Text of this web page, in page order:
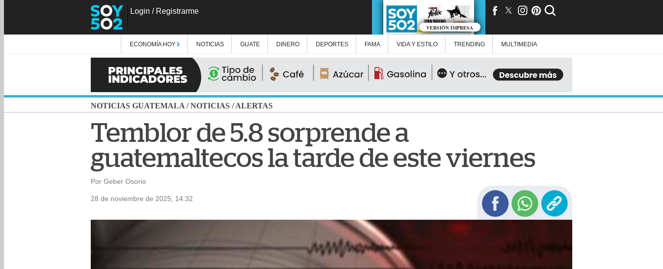
Login / Registrarme
VERSIÓN IMPRESA
ECONOMÍA HOY NOTICIAS GUATE DINERO DEPORTES FAMA VIDA Y ESTILO TRENDING MULTIMEDIA
NOTICIAS GUATEMALA /NOTICIAS /ALERTAS
Temblor de 5.8 sorprende a
guatemaltecos la tarde de este viernes
Por Geber Osorio
28 de noviembre de 2025, 14:32